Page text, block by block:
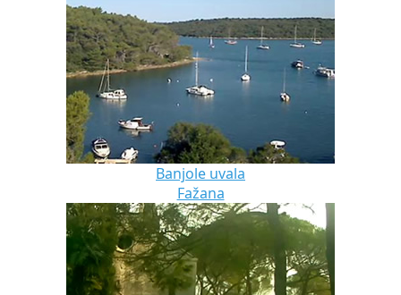
Banjole uvala
Fažana